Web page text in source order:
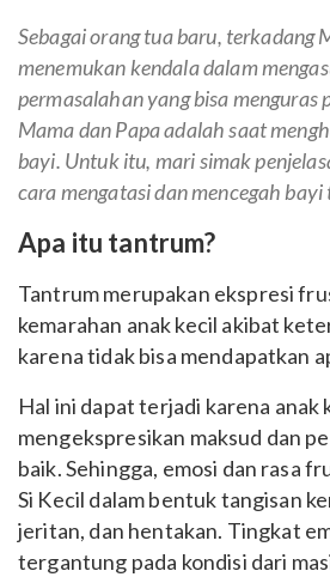
Sebagai orang tua baru, terkadang
menemukan kendala dalam
permasalahan yang bisa menguras
Mama dan Papa adalah saat
bayi. Untuk itu, mari simak
cara mengatasi dan mencegah
Apa itu tantrum?
Tantrum merupakan ekspresi
kemarahan anak kecil akibat
karena tidak bisa mendapatkan
Hal ini dapat terjadi karena anak
mengekspresikan maksud dan
baik.Sehingga, emosi dan rasa
Si Kecil dalam bentuk tangisan
jeritan, dan hentakan. Tingkat
tergantung pada kondisi dari